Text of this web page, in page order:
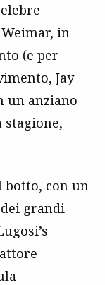
in
(e per
Jay
un anziano
stagione,
con un
grandi